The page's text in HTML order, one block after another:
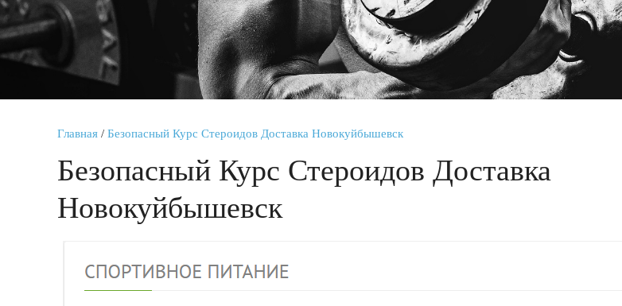
Главная / Безопасный Курс Стероидов Доставка Новокуйбышевск
Безопасный Курс Стероидов Доставка
Новокуйбышевск